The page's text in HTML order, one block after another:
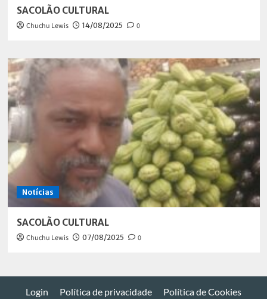
SACOLÃO CULTURAL
Chuchu Lewis 14/08/2025 0
Notícias
SACOLÃO CULTURAL
Chuchu Lewis 07/08/2025 0
Login Política de privacidade Política de Cookies